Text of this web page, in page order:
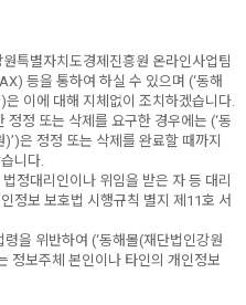
특별자치도경제진흥원 온라인사업팀
등을 통하여 하실 수 있으며 (‘동해
이에 대해 지체없이 조치하겠습니다.
정 또는 삭제를 요구한 경우에는 (‘동
은 정정 또는 삭제를 완료할 때까지
니다.
정대리인이나 위임을 받은 자 등 대리
정보 보호법 시행규칙 별지 제11호 서
을 위반하여 (‘동해몰(재단법인강원
정보주체 본인이나 타인의 개인정보